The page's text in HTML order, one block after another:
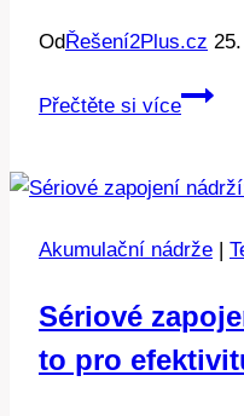
OdŘešení2Plus.cz
Přečtěte si více
Split
tepelné
Co
Akumulační nádrže |
Sériové
to pro